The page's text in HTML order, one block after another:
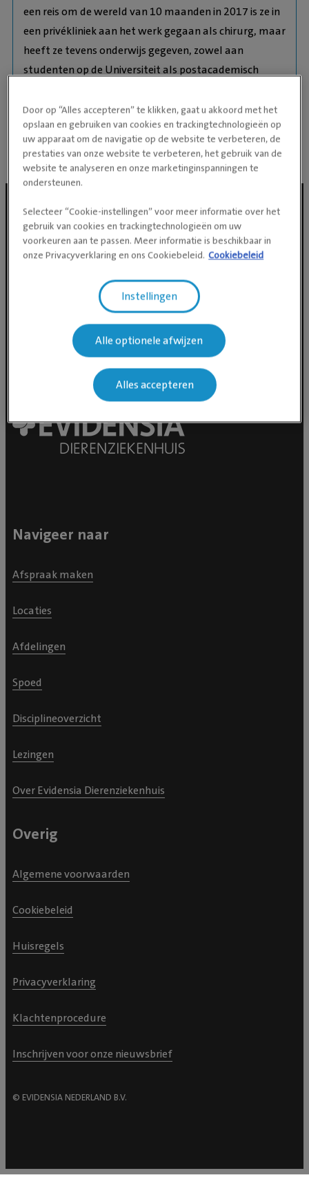
een reis om de wereld van 10 maanden in 2017 is ze in
een privékliniek aan het werk gegaan als chirurg, maar
heeft ze tevens onderwijs gegeven, zowel aan
studenten op de Universiteit als postacademisch
patiëntgerelateerde werk bestaat uit een combinatie
het draaien van poli, opereren en scopiëren.
Social media
Navigeer naar
Afspraak maken
Locaties
Afdelingen
Spoed
Disciplineoverzicht
Lezingen
Over Evidensia Dierenziekenhuis
Overig
Algemene voorwaarden
Cookiebeleid
Huisregels
Privacyverklaring
Klachtenprocedure
Inschrijven voor onze nieuwsbrief
© EVIDENSIA NEDERLAND B.V.
Door op “Alles accepteren” te klikken, gaat u akkoord met het
opslaan en gebruiken van cookies en trackingtechnologieën op
uw apparaat om de navigatie op de website te verbeteren, de
prestaties van onze website te verbeteren, het gebruik van de
website te analyseren en onze marketinginspanningen te
ondersteunen.
Selecteer “Cookie-instellingen” voor meer informatie over het
gebruik van cookies en trackingtechnologieën om uw
voorkeuren aan te passen. Meer informatie is beschikbaar in
onze Privacyverklaring en ons Cookiebeleid. Cookiebeleid
Instellingen
Alle optionele afwijzen
Alles accepteren